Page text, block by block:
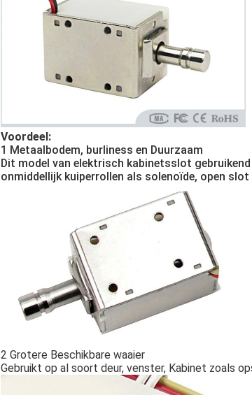
Voordeel:
1 Metaalbodem, burliness en Duurzaam
Dit model van elektrisch kabinetsslot
onmiddellijk kuiperrollen als solenoïde, open
2 Grotere Beschikbare waaier
Gebruikt op al soort deur, venster, Kabinet zoals